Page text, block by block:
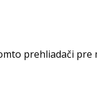
prehliadači pre